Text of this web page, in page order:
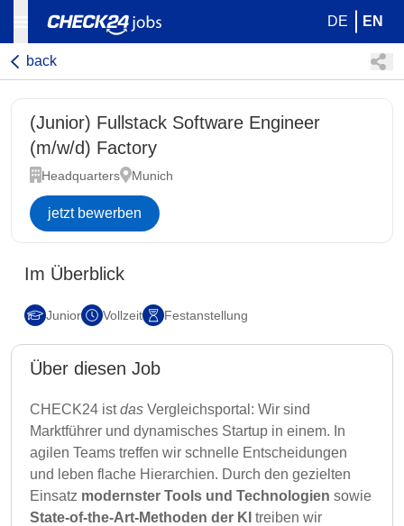
DE EN
back
(Junior) Fullstack Software Engineer
(m/w/d) Factory
Headquarters Munich
jetzt bewerben
Im Überblick
Junior Vollzeit Festanstellung
Über diesen Job
CHECK24 istdas Vergleichsportal: Wir sind
Marktführer und dynamisches Startup in einem. In
agilen Teams treffen wir schnelle Entscheidungen
und leben flache Hierarchien. Durch den gezielten
Einsatz modernster Tools und Technologien sowie
State-of-the-Art-Methoden der KI treiben wir